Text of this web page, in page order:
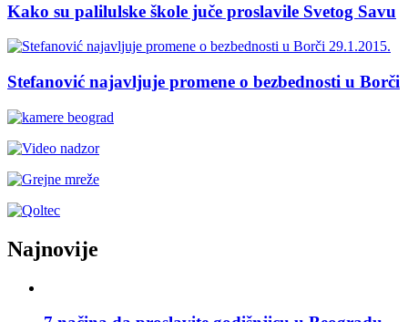
Kako su palilulske škole juče proslavile Svetog Savu
Stefanović najavljuje promene o bezbednosti u Borči
Najnovije